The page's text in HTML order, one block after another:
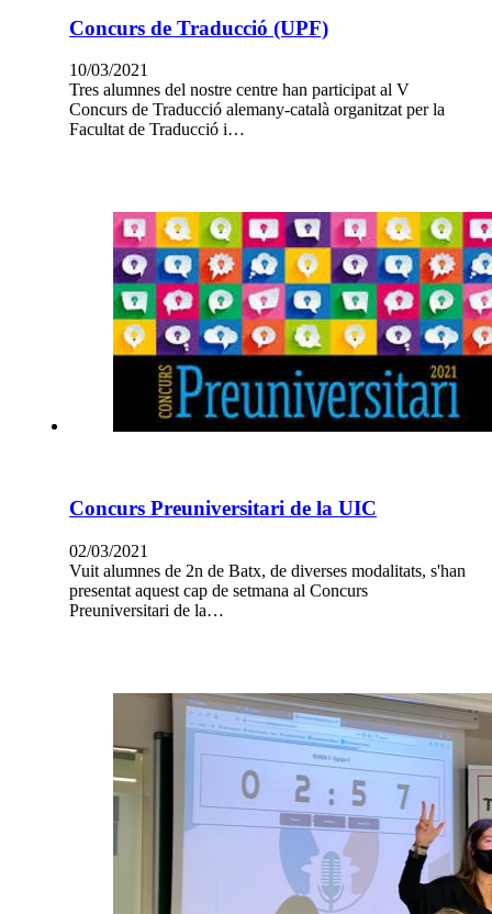
Concurs de Traducció (UPF)
10/03/2021
Tres alumnes del nostre centre han participat al V
Concurs de Traducció alemany-català organitzat per la
Facultat de Traducció i…
Concurs Preuniversitari de la UIC
02/03/2021
Vuit alumnes de 2n de Batx, de diverses modalitats, s'han
presentat aquest cap de setmana al Concurs
Preuniversitari de la…